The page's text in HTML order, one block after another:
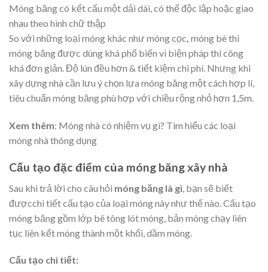
Móng băng có kết cấu một dải dài, có thể độc lập hoặc giao
nhau theo hình chữ thập
So với những loại móng khác như móng cọc, móng bè thì
móng băng được dùng khá phổ biến vì biện pháp thi công
khá đơn giản. Độ lún đều hơn & tiết kiệm chi phí. Nhưng khi
xây dựng nhà cần lưu ý chọn lựa móng băng một cách hợp lí,
tiêu chuẩn móng băng phù hợp với chiều rộng nhỏ hơn 1,5m.
Xem thêm: Móng nhà có nhiệm vụ gì? Tìm hiểu các loại
móng nhà thông dụng
Cấu tạo đặc điểm của móng băng xây nhà
Sau khi trả lời cho câu hỏi móng băng là gì , bạn sẽ biết
đượcchi tiết cấu tạo của loại móng này như thế nào. Cấu tạo
móng băng gồm lớp bê tông lót móng, bản móng chạy liên
tục liên kết móng thành một khối, dầm móng.
Cấu tạo chi tiết: